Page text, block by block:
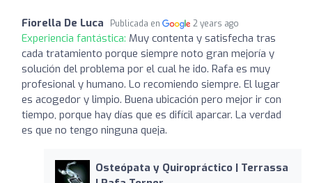
Fiorella De Luca Publicada en 2 years ago
Experiencia fantástica: Muy contenta y satisfecha tras
cada tratamiento porque siempre noto gran mejoría y
solución del problema por el cual he ido. Rafa es muy
profesional y humano. Lo recomiendo siempre. El lugar
es acogedor y limpio. Buena ubicación pero mejor ir con
tiempo, porque hay días que es difícil aparcar. La verdad
es que no tengo ninguna queja.
Osteópata y Quiropráctico | Terrassa